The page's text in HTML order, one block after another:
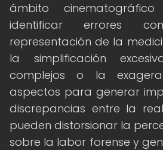
ámbito
identificar errores
representación de la
la simplificación
complejos o la
aspectos para generar
discrepancias entre la
pueden distorsionar la
sobre la labor forense y